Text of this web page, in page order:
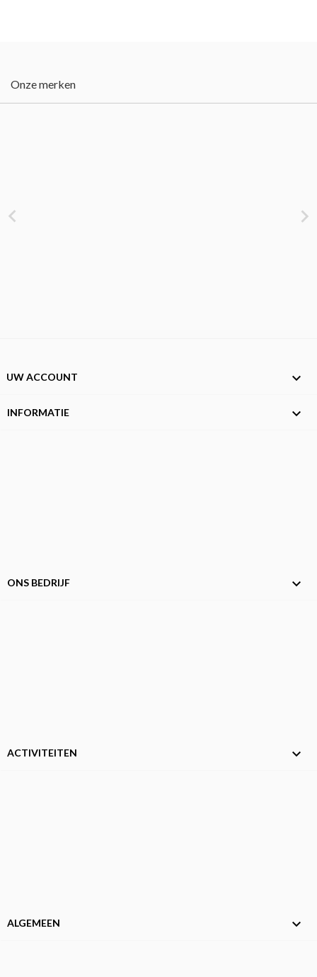
Onze merken
 
INFORMATIE 
ONS BEDRIJF 
ACTIVITEITEN 
ALGEMEEN 
UW ACCOUNT 